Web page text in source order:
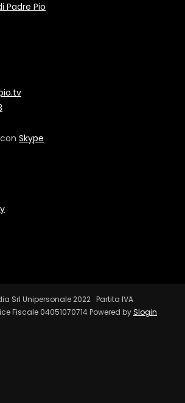
Padre Pio
Skype
Srl Unipersonale 2022 Partita IVA
Fiscale 04051070714 Powered bySlogin